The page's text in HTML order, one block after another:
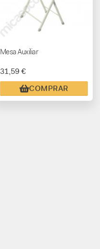
Mesa Auxiliar
31,59 €
COMPRAR